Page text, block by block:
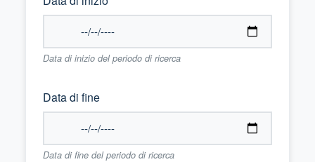
Data di inizio del periodo di ricerca
Data di fine
Data di fine del periodo di ricerca